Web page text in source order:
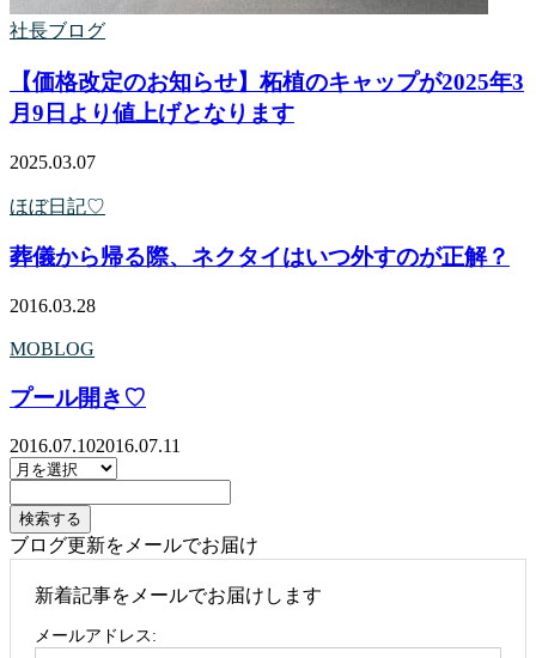
社長ブログ
【価格改定のお知らせ】柘植のキャップが2025年3
月9日より値上げとなります
2025.03.07
ほぼ日記♡
葬儀から帰る際、ネクタイはいつ外すのが正解？
2016.03.28
MOBLOG
プール開き♡
2016.07.102016.07.11
ブログ更新をメールでお届け
新着記事をメールでお届けします
メールアドレス: